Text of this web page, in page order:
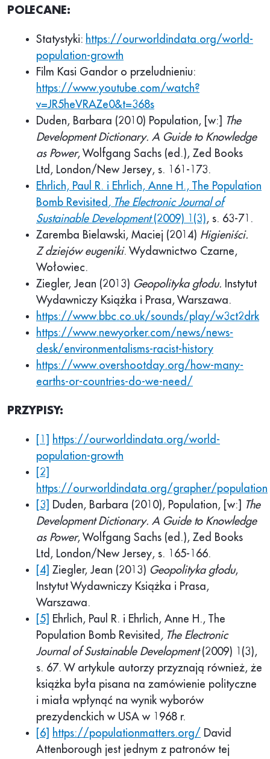
POLECANE:
Statystyki: https://ourworldindata.org/world-
population-growth
Film Kasi Gandor o przeludnieniu:
https://www.youtube.com/watch?
v=JR5heVRAZe0&t=368s
Duden, Barbara (2010) Population, [w:]
The
Development Dictionary. A Guide to Knowledge
as Power, Wolfgang Sachs (ed.), Zed Books
Ltd, London/New Jersey, s. 161-173.
Ehrlich, Paul R. i Ehrlich, Anne H., The Population
Bomb Revisited , The Electronic Journal of
Sustainable Development(2009) 1(3), s. 63-71.
Zaremba Bielawski, Maciej (2014) Higieniści.
Z dziejów eugeniki. Wydawnictwo Czarne,
Wołowiec.
Ziegler, Jean (2013) Geopolityka głodu. Instytut
Wydawniczy Książka i Prasa, Warszawa.
https://www.bbc.co.uk/sounds/play/w3ct2drk
https://www.newyorker.com/news/news-
desk/environmentalisms-racist-history
https://www.overshootday.org/how-many-
earths-or-countries-do-we-need/
PRZYPISY:
https://ourworldindata.org/world-
population-growth
[2]
https://ourworldindata.org/grapher/population
[3]
Duden, Barbara (2010), Population, [w:]
The
Development Dictionary. A Guide to Knowledge
as Power, Wolfgang Sachs (ed.), Zed Books
Ltd, London/New Jersey, s. 165-166.
[4]
Ziegler, Jean (2013) Geopolityka głodu,
Instytut Wydawniczy Książka i Prasa,
Warszawa.
[5]
Ehrlich, Paul R. i Ehrlich, Anne H., The
Population Bomb Revisited , The Electronic
Journal of Sustainable Development(2009) 1(3),
s. 67. W artykule autorzy przyznają również, że
książka była pisana na zamówienie polityczne
i miała wpłynąć na wynik wyborów
prezydenckich w USA w 1968 r.
[6]
https://populationmatters.org/ David
Attenborough jest jednym z patronów tej